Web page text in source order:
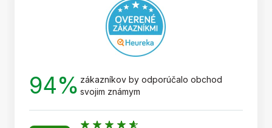
94% zákazníkov by odporúčalo obchod
svojim známym